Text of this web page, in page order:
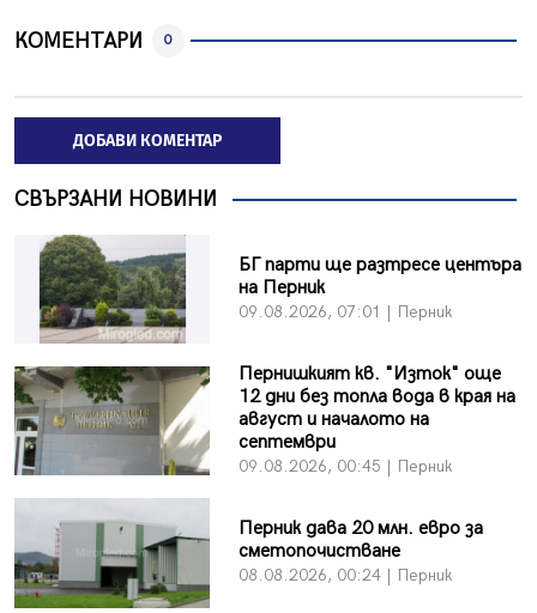
КОМЕНТАРИ 0
ДОБАВИ КОМЕНТАР
СВЪРЗАНИ НОВИНИ
БГ парти ще разтресе центъра
на Перник
09.08.2026, 07:01 | Перник
Пернишкият кв. "Изток" още
12 дни без топла вода в края на
август и началото на
септември
09.08.2026, 00:45 | Перник
Перник дава 20 млн. евро за
сметопочистване
08.08.2026, 00:24 | Перник